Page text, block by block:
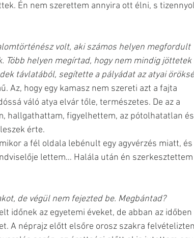
Én nem szerettem annyira ott élni, s
volt, aki számos helyen megfordult
helyen megírtad, hogy nem mindig
távlatából, segítette a pályádat az atyai
Az, hogy egy kamasz nem szereti azt a fajta
váló atya elvár tőle, természetes. De az a
hallgathattam, figyelhettem, az pótolhatatlan és
érte.
a fél oldala lebénult egy agyvérzés miatt, és
lettem… Halála után én szerkesztettem
de végül nem fejezted be. Megbántad?
időnek az egyetemi éveket, de abban az időben
A néprajz előtt elsőre orosz szakra